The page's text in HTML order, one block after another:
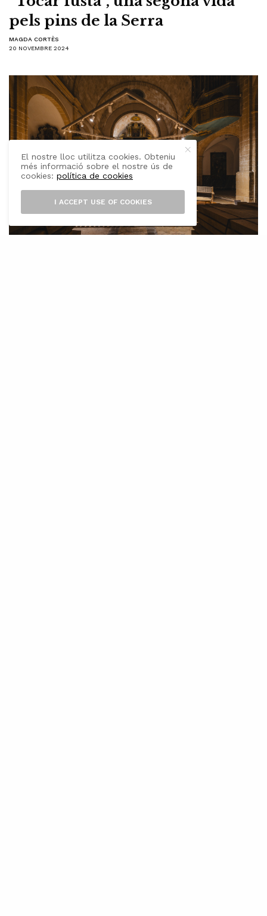
pels pins de la Serra
MAGDA CORTÈS
20 NOVEMBRE 2024
El nostre lloc utilitza cookies. Obteniu
més informació sobre el nostre ús de
cookies:política de cookies
I ACCEPT USE OF COOKIES